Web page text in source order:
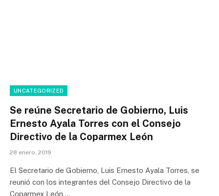
UNCATEGORIZED
Se reúne Secretario de Gobierno, Luis
Ernesto Ayala Torres con el Consejo
Directivo de la Coparmex León
28 enero, 2019
El Secretario de Gobierno, Luis Ernesto Ayala Torres, se
reunió con los integrantes del Consejo Directivo de la
Coparmex León,…